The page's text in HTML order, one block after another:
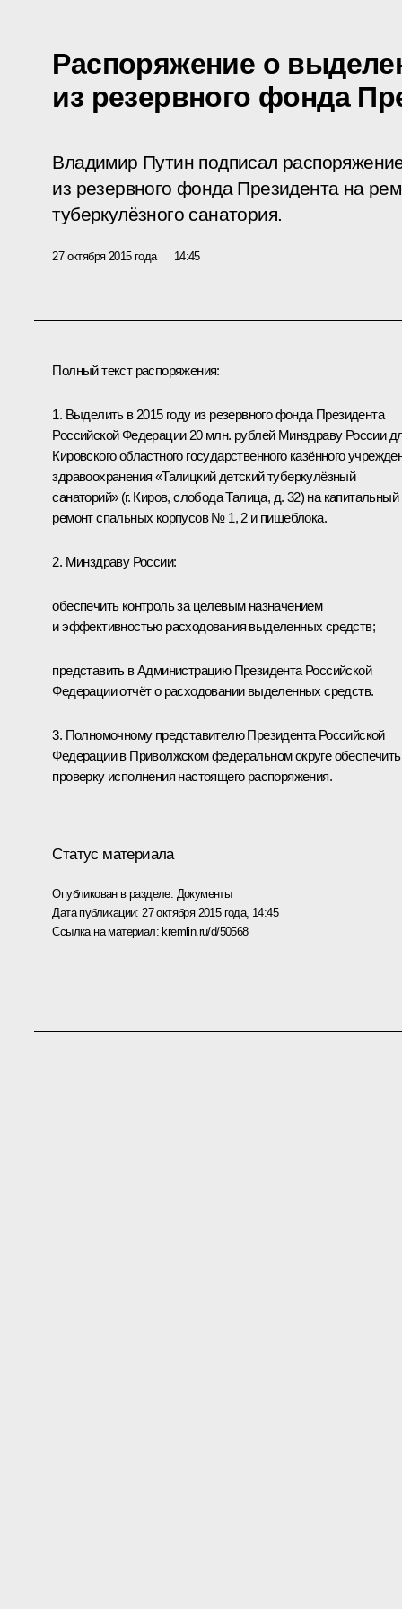
Распоряжение о
из резервного фонда
Владимир Путин подписал
из резервного фонда Президента на
туберкулёзного санатория.
27 октября 2015 года 14:45
Полный текст распоряжения:
1. Выделить в 2015 году из резервного фонда Президента
Российской Федерации 20 млн. рублей Минздраву России
Кировского областного государственного казённого
здравоохранения «Талицкий детский туберкулёзный
санаторий» (г. Киров, слобода Талица, д. 32) на капитальный
ремонт спальных корпусов № 1, 2 и пищеблока.
2. Минздраву России:
обеспечить контроль за целевым назначением
и эффективностью расходования выделенных средств;
представить в Администрацию Президента Российской
Федерации отчёт о расходовании выделенных средств.
3. Полномочному представителю Президента Российской
Федерации в Приволжском федеральном округе обеспечить
проверку исполнения настоящего распоряжения.
Статус материала
Опубликован в разделе: Документы
Дата публикации: 27 октября 2015 года, 14:45
Ссылка на материал: kremlin.ru/d/50568